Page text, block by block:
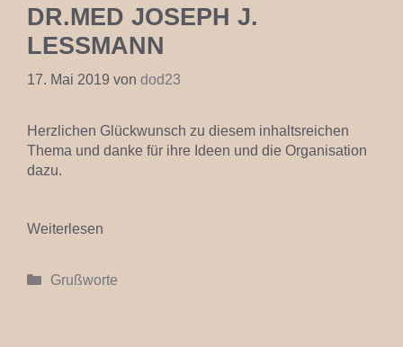
DR.MED JOSEPH J.
LESSMANN
17. Mai 2019 von dod23
Herzlichen Glückwunsch zu diesem inhaltsreichen
Thema und danke für ihre Ideen und die Organisation
dazu.
Weiterlesen
Kategorien
Grußworte